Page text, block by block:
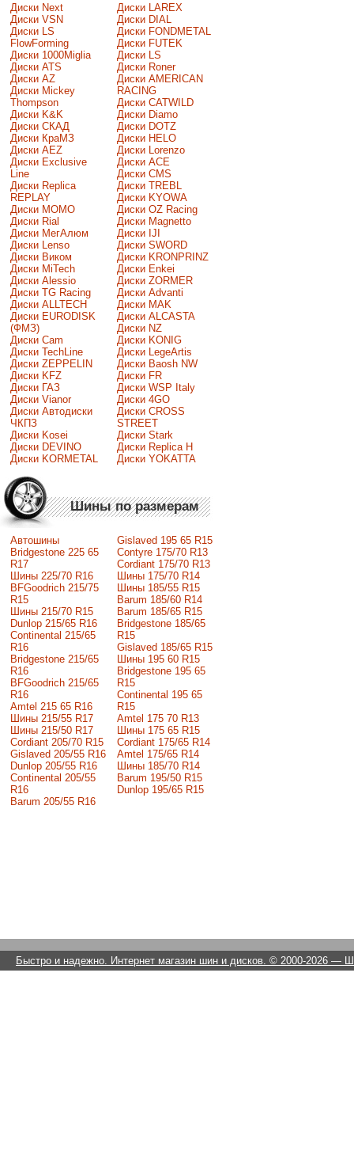
Диски Next
Диски VSN
Диски LS
FlowForming
Диски 1000Miglia
Диски ATS
Диски AZ
Диски Mickey
Thompson
Диски K&K
Диски СКАД
Диски КраМЗ
Диски AEZ
Диски Exclusive
Line
Диски Replica
REPLAY
Диски MOMO
Диски Rial
Диски МегАлюм
Диски Lenso
Диски Виком
Диски MiTech
Диски Alessio
Диски TG Racing
Диски ALLTECH
Диски EURODISK
(ФМЗ)
Диски Cam
Диски TechLine
Диски ZEPPELIN
Диски KFZ
Диски ГАЗ
Диски Vianor
Диски Автодиски
ЧКПЗ
Диски Kosei
Диски DEVINO
Диски KORMETAL
Диски LAREX
Диски DIAL
Диски FONDMETAL
Диски FUTEK
Диски LS
Диски Roner
Диски AMERICAN
RACING
Диски CATWILD
Диски Diamo
Диски DOTZ
Диски HELO
Диски Lorenzo
Диски ACE
Диски CMS
Диски TREBL
Диски KYOWA
Диски OZ Racing
Диски Magnetto
Диски IJI
Диски SWORD
Диски KRONPRINZ
Диски Enkei
Диски ZORMER
Диски Advanti
Диски MAK
Диски ALCASTA
Диски NZ
Диски KONIG
Диски LegeArtis
Диски Baosh NW
Диски FR
Диски WSP Italy
Диски 4GO
Диски CROSS
STREET
Диски Stark
Диски Replica H
Диски YOKATTA
Шины по размерам
Автошины
Bridgestone 225 65
R17
Шины 225/70 R16
BFGoodrich 215/75
R15
Шины 215/70 R15
Dunlop 215/65 R16
Continental 215/65
R16
Bridgestone 215/65
R16
BFGoodrich 215/65
R16
Amtel 215 65 R16
Шины 215/55 R17
Шины 215/50 R17
Сordiant 205/70 R15
Gislaved 205/55 R16
Dunlop 205/55 R16
Continental 205/55
R16
Barum 205/55 R16
Gislaved 195 65 R15
Contyre 175/70 R13
Cordiant 175/70 R13
Шины 175/70 R14
Шины 185/55 R15
Barum 185/60 R14
Barum 185/65 R15
Bridgestone 185/65
R15
Gislaved 185/65 R15
Шины 195 60 R15
Bridgestone 195 65
R15
Continental 195 65
R15
Amtel 175 70 R13
Шины 175 65 R15
Cordiant 175/65 R14
Amtel 175/65 R14
Шины 185/70 R14
Barum 195/50 R15
Dunlop 195/65 R15
Быстро и надежно. Интернет магазин шин и дисков. © 2000-2026 —